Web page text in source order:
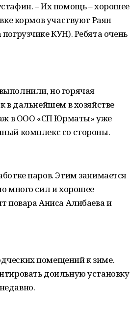
– Их помощь – хорошее
кормов участвуют Раян
КУН). Ребята очень
но горячая
в дальнейшем в хозяйстве
в ООО «СП Юрматы» уже
комплекс со стороны.
паров. Этим занимается
много сил и хорошее
повара Аниса Алибаева и
помещений к зиме.
доильную установку